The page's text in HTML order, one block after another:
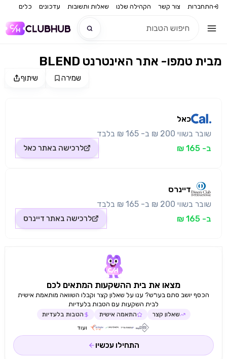
התחברות צור קשר הקהילה שלנו שאלות ותשובות עדכונים כלים
שיתוף שמירה
BLEND מבית טמפו- אתר האינטרנט
כאל
שובר בשווי 200 ₪ ב- 165 ₪ בלבד
ב- 165 ₪
לרכישה באתר כאל
דיינרס
שובר בשווי 200 ₪ ב- 165 ₪ בלבד
ב- 165 ₪
לרכישה באתר דיינרס
מצאו את בית ההשקעות המתאים לכם
הכסף יושב סתם בעו״ש? ענו על שאלון קצר וקבלו השוואה מותאמת אישית
לבית השקעות עם הטבות בלעדיות
שאלון קצר התאמה אישית הטבות בלעדיות
ועוד
התחילו עכשיו